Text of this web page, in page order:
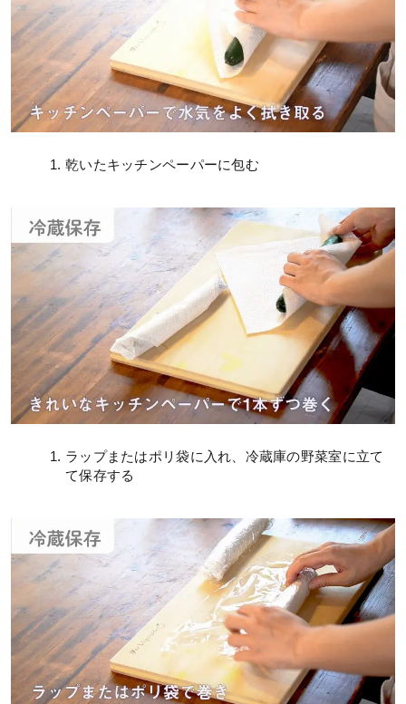
乾いたキッチンペーパーに包む
ラップまたはポリ袋に入れ、冷蔵庫の野菜室に立て
て保存する